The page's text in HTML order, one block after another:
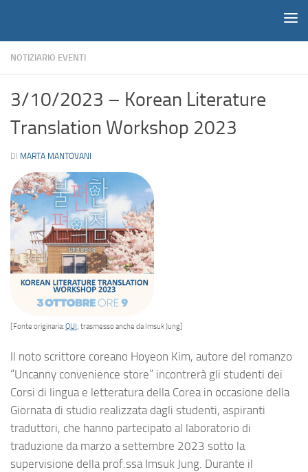
NOTIZIARIO EVENTI
3/10/2023 – Korean Literature
Translation Workshop 2023
DI MARTA MANTOVANI
[Fonte originaria:QUI ; trasmesso anche da Imsuk Jung]
Il noto scrittore coreano Hoyeon Kim, autore del romanzo
“Uncanny convenience store” incontrerà gli studenti dei
Corsi di lingua e letteratura della Corea in occasione della
Giornata di studio realizzata dagli studenti, aspiranti
traduttori, che hanno partecipato al laboratorio di
traduzione da marzo a settembre 2023 sotto la
supervisione della prof.ssa Imsuk Jung. Durante il